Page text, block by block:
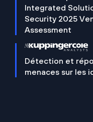
Integrated
Security 2025
Assessment
Détection et
menaces sur les